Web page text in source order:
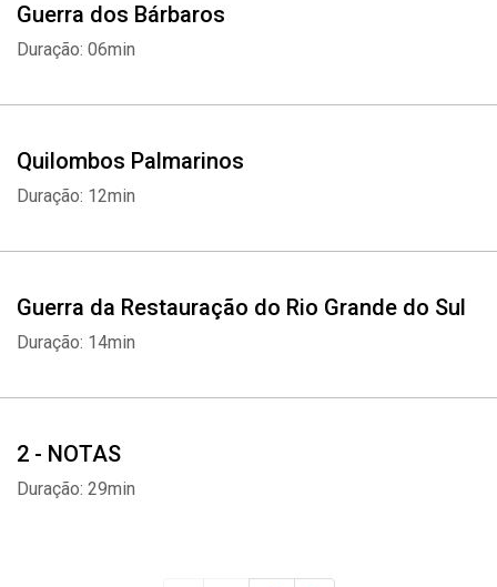
Guerra dos Bárbaros
Duração: 06min
Quilombos Palmarinos
Duração: 12min
Guerra da Restauração do Rio Grande do Sul
Duração: 14min
2 - NOTAS
Duração: 29min